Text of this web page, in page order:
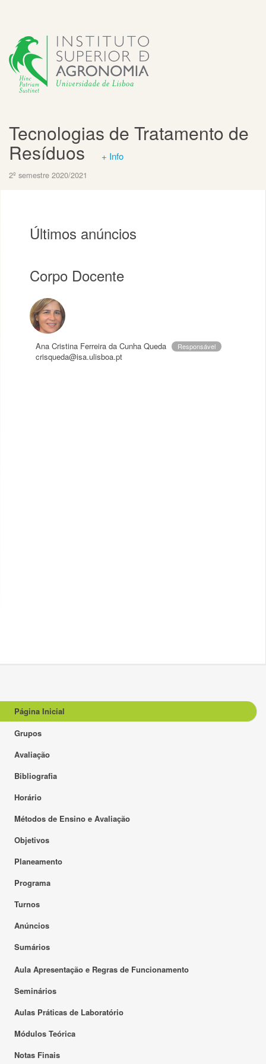
Tecnologias de Tratamento de
Resíduos + Info
2º semestre 2020/2021
Últimos anúncios
Corpo Docente
Ana Cristina Ferreira da Cunha Queda Responsável
crisqueda@isa.ulisboa.pt
Página Inicial
Grupos
Avaliação
Bibliografia
Horário
Métodos de Ensino e Avaliação
Objetivos
Planeamento
Programa
Turnos
Anúncios
Sumários
Aula Apresentação e Regras de Funcionamento
Seminários
Aulas Práticas de Laboratório
Módulos Teórica
Notas Finais